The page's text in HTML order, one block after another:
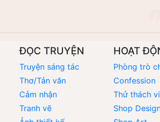
ĐỌC TRUYỆN
Truyện sáng tác
Thơ/Tản văn
Cảm nhận
Tranh vẽ
HOẠT
Phòng trò
Confession
Thử thách
Shop